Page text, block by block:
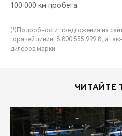
100 000 км пробега.
(*)Подробности предложения на
горячей линии: 8 800 555 999 8, а
дилеров марки.
ЧИТАЙТЕ